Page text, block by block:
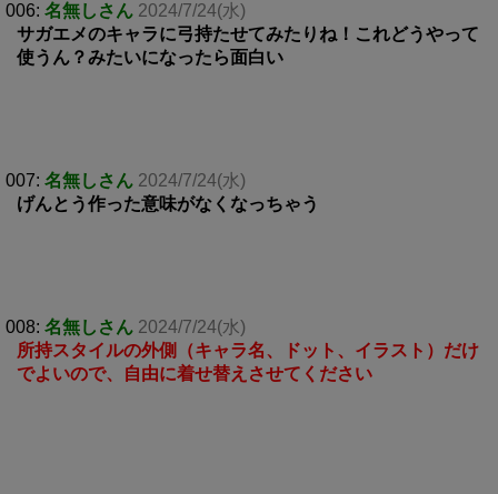
006: 名無しさん 2024/7/24(水)
サガエメのキャラに弓持たせてみたりね！これどうやって
使うん？みたいになったら面白い
007: 名無しさん 2024/7/24(水)
げんとう作った意味がなくなっちゃう
008: 名無しさん 2024/7/24(水)
所持スタイルの外側（キャラ名、ドット、イラスト）だけ
でよいので、自由に着せ替えさせてください